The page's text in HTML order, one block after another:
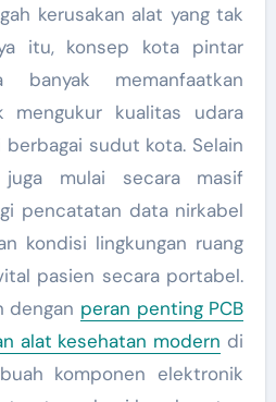
kerusakan alat yang tak
itu, konsep kota pintar
memanfaatkan
mengukur kualitas udara
sudut kota. Selain
mulai secara masif
pencatatan data nirkabel
kondisi lingkungan ruang
pasien secara portabel.
dengan peran penting PCB
alat kesehatan modern di
komponen elektronik